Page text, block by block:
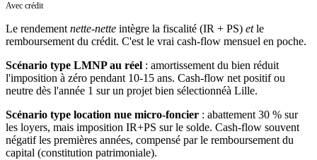
Avec crédit
Le rendement nette-nette intègre la fiscalité (IR + PS) etle
remboursement du crédit. C'est le vrai cash-flow mensuel en poche.
Scénario type LMNP au réel : amortissement du bien réduit
l'imposition à zéro pendant 10-15 ans. Cash-flow net positif ou
neutre dès l'année 1 sur un projet bien sélectionnéà Lille.
Scénario type location nue micro-foncier : abattement 30 % sur
les loyers, mais imposition IR+PS sur le solde. Cash-flow souvent
négatif les premières années, compensé par le remboursement du
capital (constitution patrimoniale).